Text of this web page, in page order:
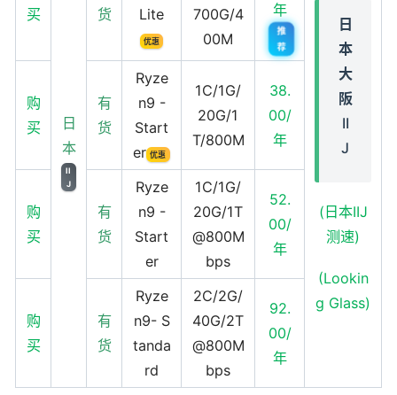
买
日
本
II
J
货
Lite
优惠
700G/4
00M
年
推
荐
日
本
大
阪
II
J
(日本IIJ
测速)
(Lookin
g Glass)
购
买
有
货
Ryze
n9 -
Start
er 优惠
1C/1G/
20G/1
T/800M
38.
00/
年
购
买
有
货
Ryze
n9 -
Start
er
1C/1G/
20G/1T
@800M
bps
52.
00/
年
购
买
有
货
Ryze
n9- S
tanda
rd
2C/2G/
40G/2T
@800M
bps
92.
00/
年